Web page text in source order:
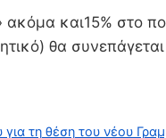
και15% στο
θα
τη θέση του νέου